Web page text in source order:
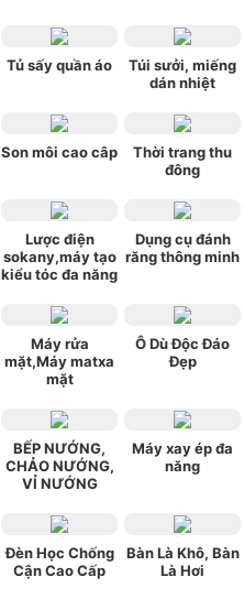
Tủ sấy quần áo
Túi sưởi, miếng
dán nhiệt
Son môi cao câp
Thời trang thu
đông
Lược điện
sokany,máy tạo
kiểu tóc đa năng
Dụng cụ đánh
răng thông minh
Máy rửa
mặt,Máy matxa
mặt
Ô Dù Độc Đáo
Đẹp
BẾP NƯỚNG,
CHẢO NƯỚNG,
VỈ NƯỚNG
Máy xay ép đa
năng
Đèn Học Chống
Cận Cao Cấp
Bàn Là Khô, Bàn
Là Hơi